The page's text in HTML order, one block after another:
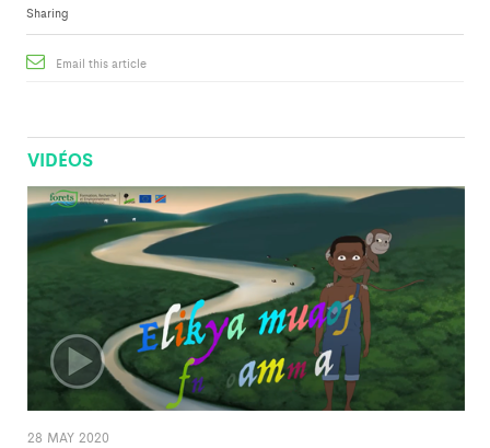
Sharing
Email this article
VIDÉOS
28 MAY 2020